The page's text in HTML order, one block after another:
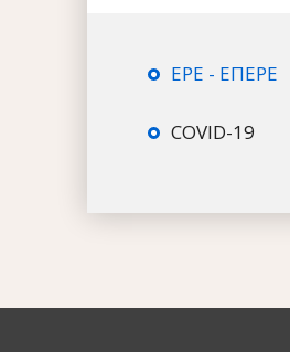
ΕΡΕ - ΕΠΕΡΕ
COVID-19